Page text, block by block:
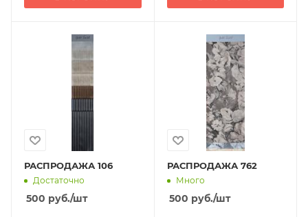
РАСПРОДАЖА 106
Достаточно
500 руб./шт
РАСПРОДАЖА 762
Много
500 руб./шт